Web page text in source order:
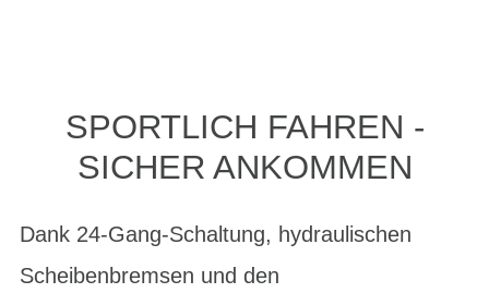
SPORTLICH FAHREN -
SICHER ANKOMMEN
Dank 24-Gang-Schaltung, hydraulischen
Scheibenbremsen und den